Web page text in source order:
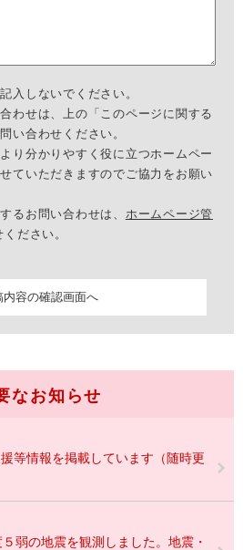
入しないでください。
わせは、上の「このページに関する
い合わせください。
り分かりやすく役に立つホームペー
ていただきますのでご協力をお願い
るお問い合わせは、 ホームページ管
ださい。
なお知らせ
等情報を掲載しています（随時更
弱の地震を観測しました。地震・